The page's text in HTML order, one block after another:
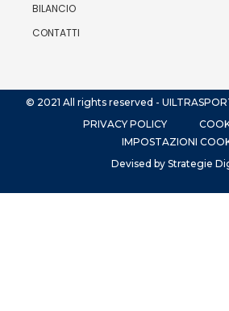
BILANCIO
CONTATTI
© 2021 All rights reserved -
PRIVACY POLICY
IMPOSTAZIONI
Devised by Strategie